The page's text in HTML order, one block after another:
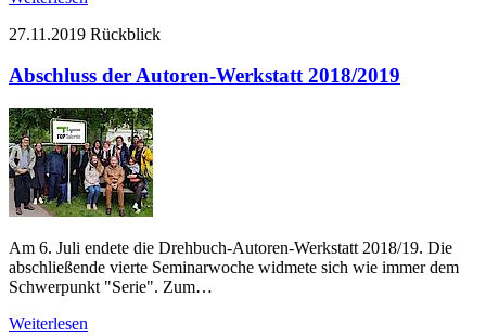
27.11.2019 Rückblick
Abschluss der Autoren-Werkstatt 2018/2019
Am 6. Juli endete die Drehbuch-Autoren-Werkstatt 2018/19. Die
abschließende vierte Seminarwoche widmete sich wie immer dem
Schwerpunkt "Serie". Zum…
Weiterlesen